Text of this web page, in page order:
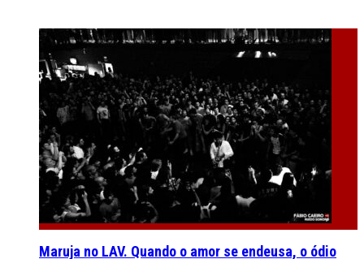
Maruja no LAV. Quando o amor se endeusa, o ódio